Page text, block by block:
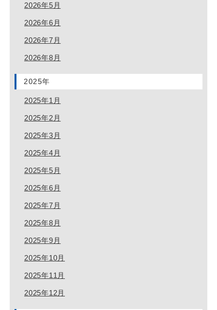
2026年5月
2026年6月
2026年7月
2026年8月
2025年
2025年1月
2025年2月
2025年3月
2025年4月
2025年5月
2025年6月
2025年7月
2025年8月
2025年9月
2025年10月
2025年11月
2025年12月